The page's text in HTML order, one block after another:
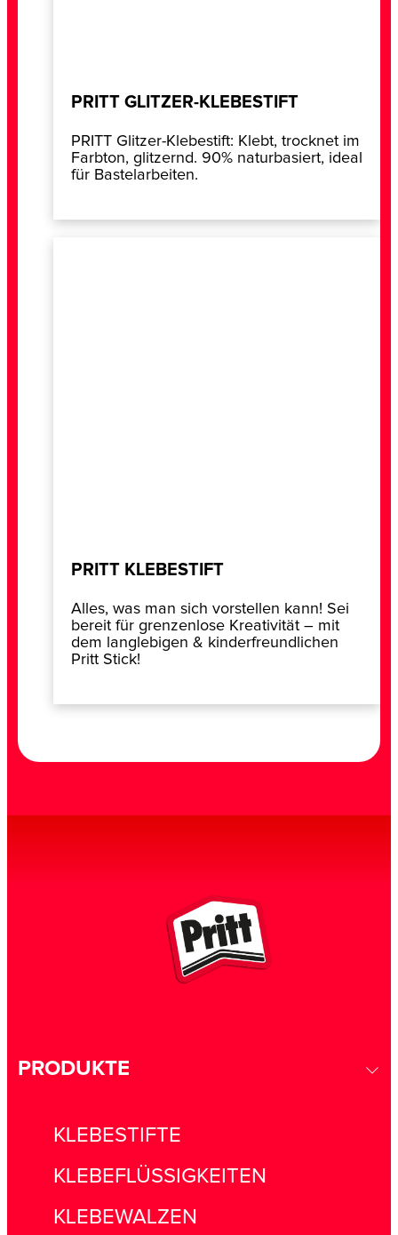
PRITT GLITZER-KLEBESTIFT
PRITT Glitzer-Klebestift: Klebt, trocknet im
Farbton, glitzernd. 90% naturbasiert, ideal
für Bastelarbeiten.
PRITT KLEBESTIFT
Alles, was man sich vorstellen kann! Sei
bereit für grenzenlose Kreativität – mit
dem langlebigen & kinderfreundlichen
Pritt Stick!
PRODUKTE
KLEBESTIFTE
KLEBEFLÜSSIGKEITEN
KLEBEWALZEN